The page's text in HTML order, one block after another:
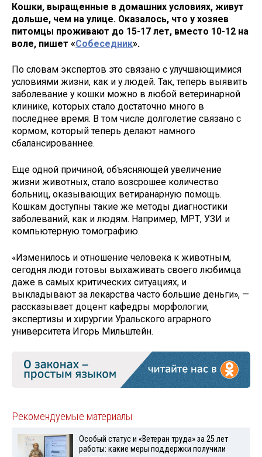
Кошки, выращенные в домашних условиях, живут
дольше, чем на улице. Оказалось, что у хозяев
питомцы проживают до 15-17 лет, вместо 10-12 на
воле, пишет «Собеседник».
По словам экспертов это связано с улучшающимися
условиями жизни, как и у людей. Так, теперь выявить
заболевание у кошки можно в любой ветеринарной
клинике, которых стало достаточно много в
последнее время. В том числе долголетие связано с
кормом, который теперь делают намного
сбалансированнее.
Еще одной причиной, объясняющей увеличение
жизни животных, стало возсрошее количество
больниц, оказывающих ветиранарную помощь.
Кошкам доступны такие же методы диагностики
заболеваний, как и людям. Например, МРТ, УЗИ и
компьютерную томографию.
«Изменилось и отношение человека к животным,
сегодня люди готовы выхаживать своего любимца
даже в самых критических ситуациях, и
выкладывают за лекарства часто большие деньги», —
рассказывает доцент кафедры морфологии,
экспертизы и хирургии Уральского аграрного
университета Игорь Мильштейн.
Рекомендуемые материалы
Особый статус и «Ветеран труда» за 25 лет
работы: какие меры поддержки получили